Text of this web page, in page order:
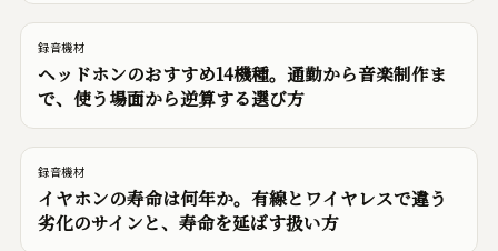
録音機材
ヘッドホンのおすすめ14機種。通勤から音楽制作ま
で、使う場面から逆算する選び方
録音機材
イヤホンの寿命は何年か。有線とワイヤレスで違う
劣化のサインと、寿命を延ばす扱い方